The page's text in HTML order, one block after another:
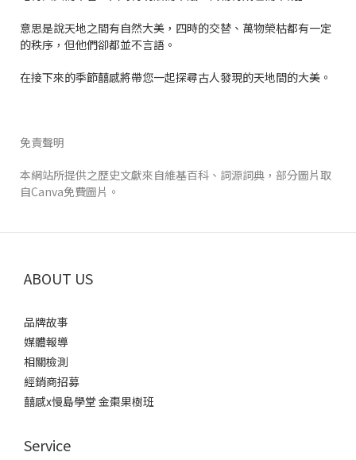
意思是說天地之間有自然大美，四時的交替、萬物榮枯都有一定
的秩序，但他們卻都並不言語。
在接下來的季節囍感將帶您一起探尋古人發現的天地間的大美。
免責聲明
本網站所提供之歷史文獻來自維基百科、詞源詞典，部分圖片取
自Canva免費圖片。
ABOUT US
品牌故事
媒體報導
相關檢測
經銷商招募
囍感x慢島學堂 金棗果樹班
Service